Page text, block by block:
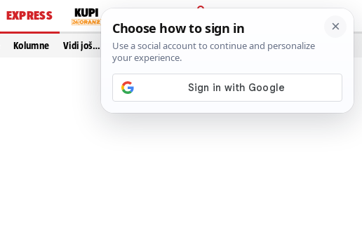
EXPRESS
PRIJAVA
Kolumne Vidi još…